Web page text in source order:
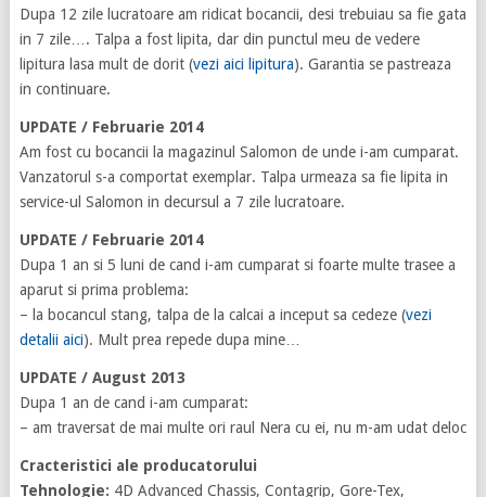
Dupa 12 zile lucratoare am ridicat bocancii, desi trebuiau sa fie gata
in 7 zile…. Talpa a fost lipita, dar din punctul meu de vedere
lipitura lasa mult de dorit (vezi aici lipitura). Garantia se pastreaza
in continuare.
UPDATE / Februarie 2014
Am fost cu bocancii la magazinul Salomon de unde i-am cumparat.
Vanzatorul s-a comportat exemplar. Talpa urmeaza sa fie lipita in
service-ul Salomon in decursul a 7 zile lucratoare.
UPDATE / Februarie 2014
Dupa 1 an si 5 luni de cand i-am cumparat si foarte multe trasee a
aparut si prima problema:
– la bocancul stang, talpa de la calcai a inceput sa cedeze (vezi
detalii aici). Mult prea repede dupa mine…
UPDATE / August 2013
Dupa 1 an de cand i-am cumparat:
– am traversat de mai multe ori raul Nera cu ei, nu m-am udat deloc
Cracteristici ale producatorului
Tehnologie: 4D Advanced Chassis, Contagrip, Gore-Tex,